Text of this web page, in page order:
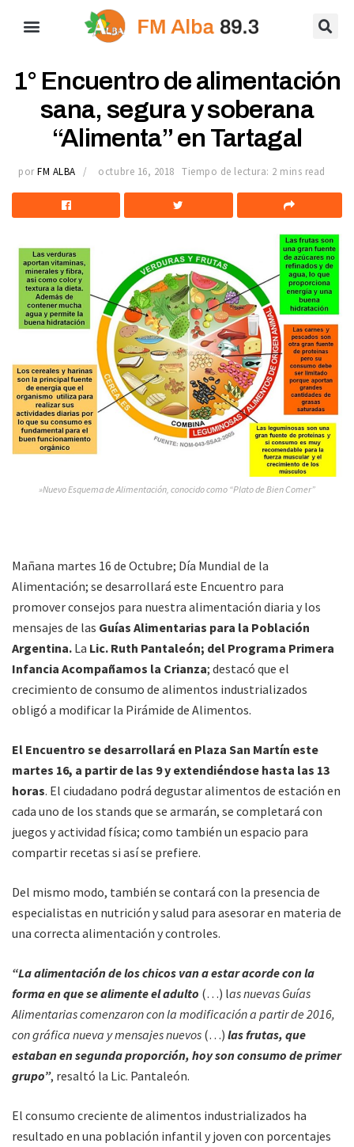
1° Encuentro de alimentación
sana, segura y soberana
“Alimenta” en Tartagal
por FM ALBA octubre 16, 2018 Tiempo de lectura: 2 mins read
»Nuevo Esquema de Alimentación, conocido como “Plato de Bien Comer”
Mañana martes 16 de Octubre; Día Mundial de la
Alimentación; se desarrollará este Encuentro para
promover consejos para nuestra alimentación diaria y los
mensajes de las Guías Alimentarias para la Población
Argentina. La Lic. Ruth Pantaleón; del Programa Primera
Infancia Acompañamos la Crianza; destacó que el
crecimiento de consumo de alimentos industrializados
obligó a modificar la Pirámide de Alimentos.
El Encuentro se desarrollará en Plaza San Martín este
martes 16, a partir de las 9 y extendiéndose hasta las 13
horas. El ciudadano podrá degustar alimentos de estación en
cada uno de los stands que se armarán, se completará con
juegos y actividad física; como también un espacio para
compartir recetas si así se prefiere.
Del mismo modo, también se contará con la presencia de
especialistas en nutrición y salud para asesorar en materia de
una correcta alimentación y controles.
“La alimentación de los chicos van a estar acorde con la
forma en que se alimente el adulto (…) las nuevas Guías
Alimentarias comenzaron con la modificación a partir de 2016,
con gráfica nueva y mensajes nuevos (…) las frutas, que
estaban en segunda proporción, hoy son consumo de primer
grupo”, resaltó la Lic. Pantaleón.
El consumo creciente de alimentos industrializados ha
resultado en una población infantil y joven con porcentajes